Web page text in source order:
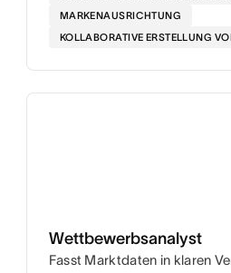
MARKENAUSRICHTUNG
KOLLABORATIVE ERSTELLUNG
Wettbewerbsanalyst
Fasst Marktdaten in klaren